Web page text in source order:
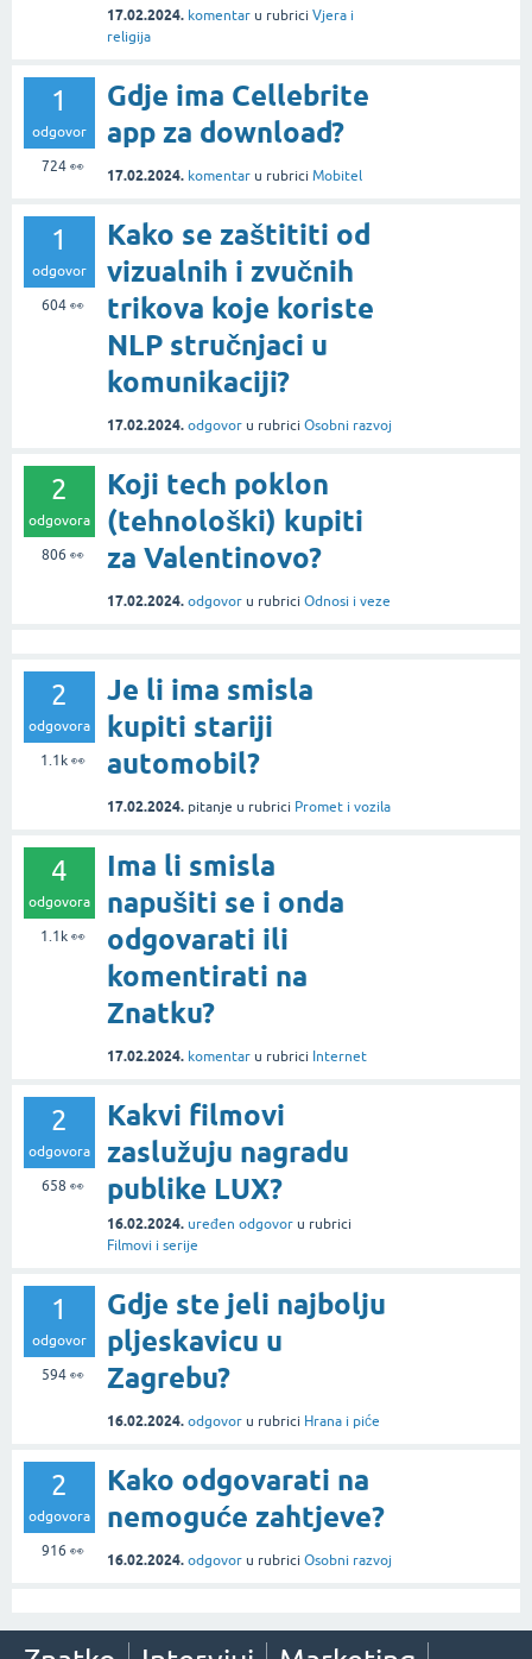
17.02.2024. komentar u rubrici Vjera i
religija
1
odgovor
724👀
Gdje ima Cellebrite
app za download?
17.02.2024. komentar u rubrici Mobitel
1
odgovor
604👀
Kako se zaštititi od
vizualnih i zvučnih
trikova koje koriste
NLP stručnjaci u
komunikaciji?
17.02.2024. odgovor u rubrici Osobni razvoj
2
odgovora
806 👀
Koji tech poklon
(tehnološki) kupiti
za Valentinovo?
17.02.2024. odgovor u rubrici Odnosi i veze
2
odgovora
1.1k👀
Je li ima smisla
kupiti stariji
automobil?
17.02.2024. pitanje u rubrici Promet i vozila
4
odgovora
1.1k👀
Ima li smisla
napušiti se i onda
odgovarati ili
komentirati na
Znatku?
17.02.2024. komentar u rubrici Internet
2
odgovora
658 👀
Kakvi filmovi
zaslužuju nagradu
publike LUX?
16.02.2024. uređen odgovor u rubrici
Filmovi i serije
1
odgovor
594👀
Gdje ste jeli najbolju
pljeskavicu u
Zagrebu?
16.02.2024. odgovor u rubrici Hrana i piće
2
odgovora
916 👀
Kako odgovarati na
nemoguće zahtjeve?
16.02.2024. odgovor u rubrici Osobni razvoj